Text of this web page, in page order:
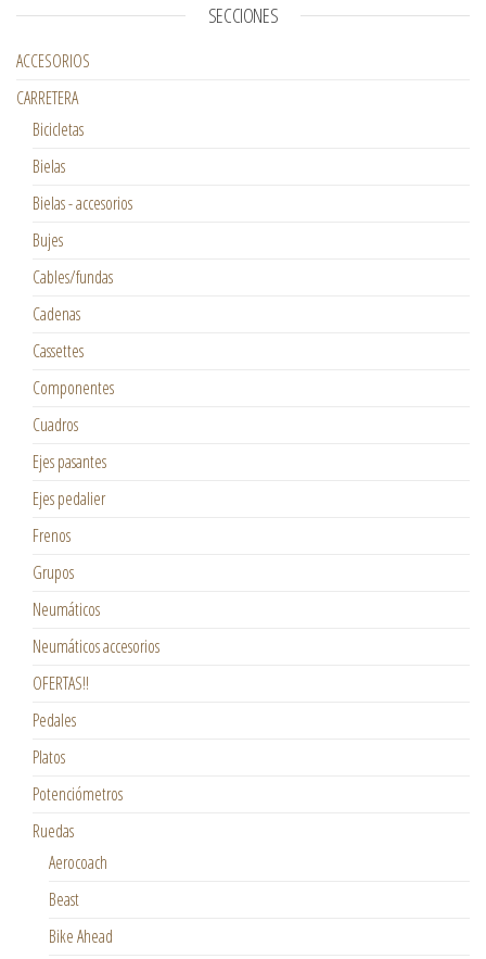
SECCIONES
ACCESORIOS
CARRETERA
Bicicletas
Bielas
Bielas - accesorios
Bujes
Cables/fundas
Cadenas
Cassettes
Componentes
Cuadros
Ejes pasantes
Ejes pedalier
Frenos
Grupos
Neumáticos
Neumáticos accesorios
OFERTAS!!
Pedales
Platos
Potenciómetros
Ruedas
Aerocoach
Beast
Bike Ahead